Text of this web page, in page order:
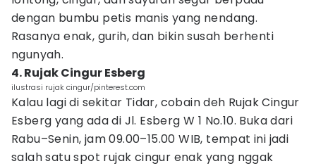
dengan bumbu petis manis yang nendang.
Rasanya enak, gurih, dan bikin susah berhenti
ngunyah.
4. Rujak Cingur Esberg
ilustrasi rujak cingur/pinterest.com
Kalau lagi di sekitar Tidar, cobain deh Rujak Cingur
Esberg yang ada di Jl. Esberg W 1 No.10. Buka dari
Rabu–Senin, jam 09.00–15.00 WIB, tempat ini jadi
salah satu spot rujak cingur enak yang nggak